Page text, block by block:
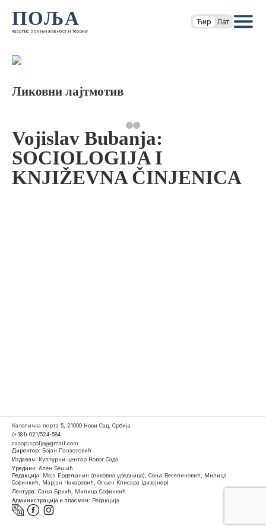
ПОЉА
часопис за књижевност и теорију
Ћир Лат
Ликовни лајтмотив
Vojislav Bubanja:
SOCIOLOGIJA I
KNJIŽEVNA ČINJENICA
Католичка порта 5, 21000 Нови Сад, Србија
(+381) 021/524-584
casopispolja@gmail.com
Директор: Бојан Панаотовић
Издавач: Културни центар Новог Сада
Уредник: Ален Бешић
Редакција: Маја Ердељанин (ликовна уредница), Соња Веселиновић, Милица
Софинкић, Марјан Чакаревић, Огњен Клисара (дизајнер)
Лектура: Сања Бркић, Милица Софинкић
Администрација и пласман: Редакција